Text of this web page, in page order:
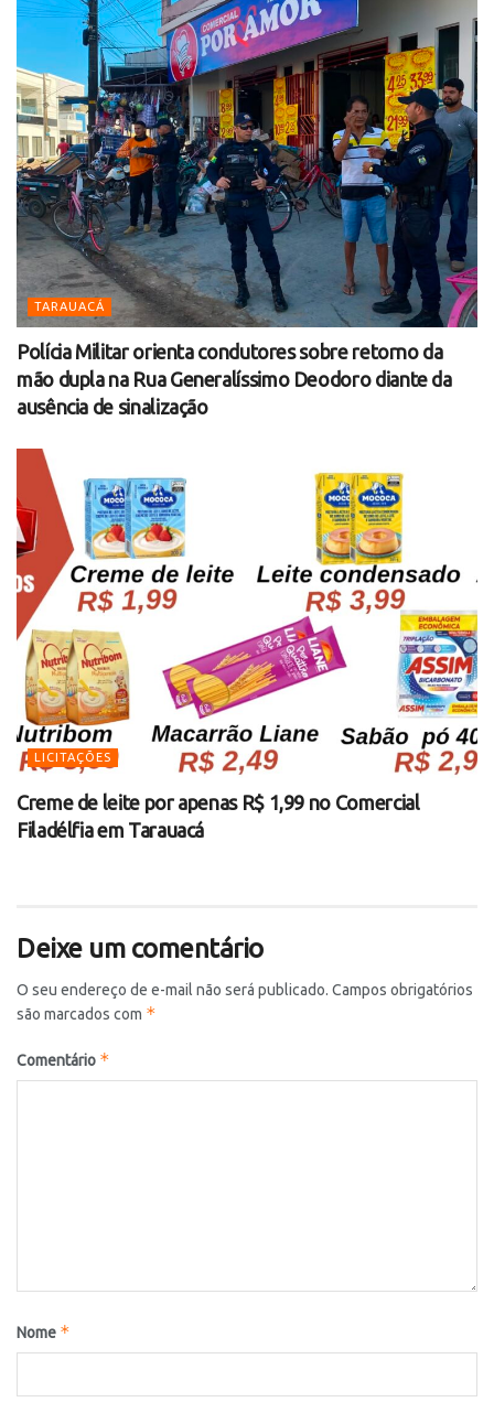
TARAUACÁ
Polícia Militar orienta condutores sobre retorno da
mão dupla na Rua Generalíssimo Deodoro diante da
ausência de sinalização
LICITAÇÕES
Creme de leite por apenas R$ 1,99 no Comercial
Filadélfia em Tarauacá
Deixe um comentário
O seu endereço de e-mail não será publicado. Campos obrigatórios
são marcados com *
Comentário *
Nome *